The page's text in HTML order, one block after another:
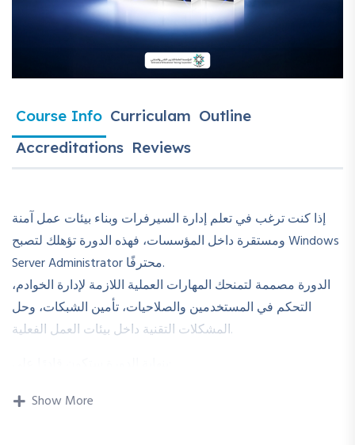
Course Info Curriculam Outline
Accreditations Reviews
إذا كنت ترغب في تعلم إدارة السيرفرات وبناء بيئات عمل آمنة
ومستقرة داخل المؤسسات، فهذه الدورة تؤهلك لتصبح Windows
Server Administrator محترفًا.
الدورة مصممة لتمنحك المهارات العملية اللازمة لإدارة الخوادم،
التحكم في المستخدمين والصلاحيات، تأمين الشبكات، وحل
المشكلات التقنية داخل بيئات العمل الفعلية.
Show More